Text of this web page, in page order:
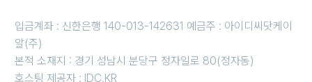
입금계좌 : 신한은행 140-013-142631 예금주 : 아이디씨닷케이
알(주)
본적 소재지 : 경기 성남시 분당구 정자일로 80(정자동)
호스팅 제공자 : IDC.KR